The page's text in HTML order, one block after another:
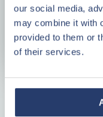
our social media,
may combine it with
provided to them or
of their services.
Plattegrond
Plattegrond
Kavelopp.
Kamers
Energielabel
Waarom